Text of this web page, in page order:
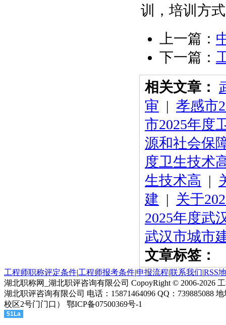
训，培训方
上一篇：
下一篇：
相关文章：
审 | 孝感市
市2025年度
源和社会保
度卫生技术
生技术高 |
建 | 关于
2025年度武
武汉市城市
文章标签：
工程师职称评定条件|工程师报考条件|申报流程|联系我们|RSS
湖北职称网_湖北职评咨询有限公司 CopoyRight © 2006-2026
湖北职评咨询有限公司 电话：15871464096 QQ：739885088
校区2号门门口） 鄂ICP备07500369号-1
51La